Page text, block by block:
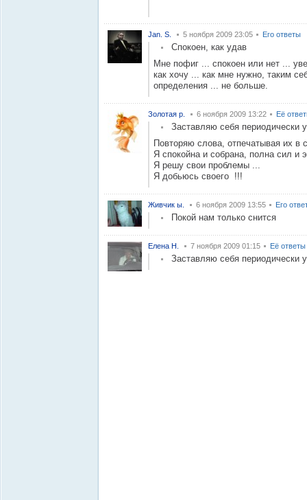
Jan. S. 5 ноября 2009 23:05 Его ответы
Спокоен, как удав
Мне пофиг ... спокоен или нет ...
как хочу ... как мне нужно, таким
определения ... не больше.
Золотая р. 6 ноября 2009 13:22 Её
Заставляю себя периодически
Повторяю слова, отпечатывая их в
Я спокойна и собрана, полна сил и
Я решу свои проблемы ...
Я добьюсь своего !!!
Живчик ы. 6 ноября 2009 13:55 Его
Покой нам только снится
Елена Н. 7 ноября 2009 01:15 Её ответы
Заставляю себя периодически